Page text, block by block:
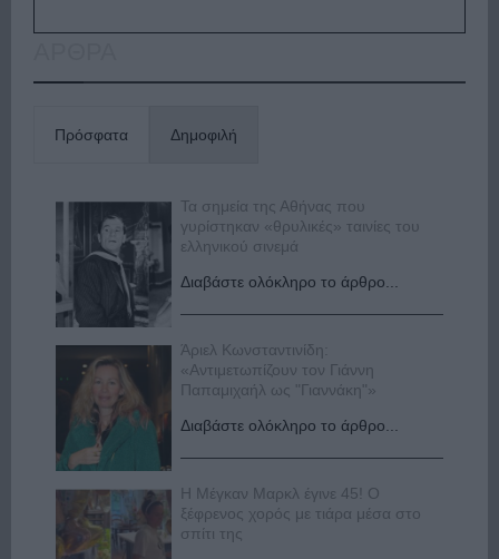
Πρόσφατα Δημοφιλή
Τα σημεία της Αθήνας που
γυρίστηκαν «θρυλικές» ταινίες του
ελληνικού σινεμά
Διαβάστε ολόκληρο το άρθρο...
Άριελ Κωνσταντινίδη:
«Αντιμετωπίζουν τον Γιάννη
Παπαμιχαήλ ως "Γιαννάκη"»
Διαβάστε ολόκληρο το άρθρο...
Η Μέγκαν Μαρκλ έγινε 45! Ο
ξέφρενος χορός με τιάρα μέσα στο
σπίτι της